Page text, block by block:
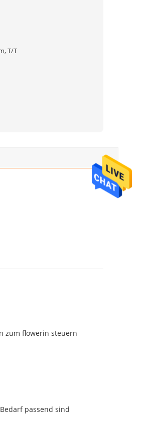
T/T
zum flowerin steuern
passend sind